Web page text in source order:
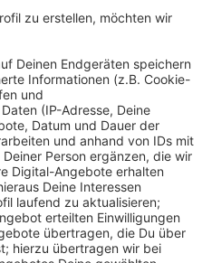
Die Bahnübergänge
Recke-Straße im Ortsteil
bis morgen Abend
der Bahnübergang
von morgen bis
und Radfahrer
nicht passieren.